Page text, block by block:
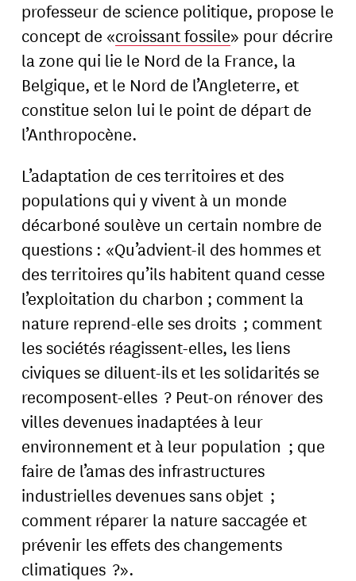
professeur de science politique, propose le
concept de «croissant fossile» pour décrire
la zone qui lie le Nord de la France, la
Belgique, et le Nord de l’Angleterre, et
constitue selon lui le point de départ de
l’Anthropocène.
L’adaptation de ces territoires et des
populations qui y vivent à un monde
décarboné soulève un certain nombre de
questions : «Qu’advient-il des hommes et
des territoires qu’ils habitent quand cesse
l’exploitation du charbon ; comment la
nature reprend-elle ses droits ; comment
les sociétés réagissent-elles, les liens
civiques se diluent-ils et les solidarités se
recomposent-elles ? Peut-on rénover des
villes devenues inadaptées à leur
environnement et à leur population ; que
faire de l’amas des infrastructures
industrielles devenues sans objet ;
comment réparer la nature saccagée et
prévenir les effets des changements
climatiques ?».